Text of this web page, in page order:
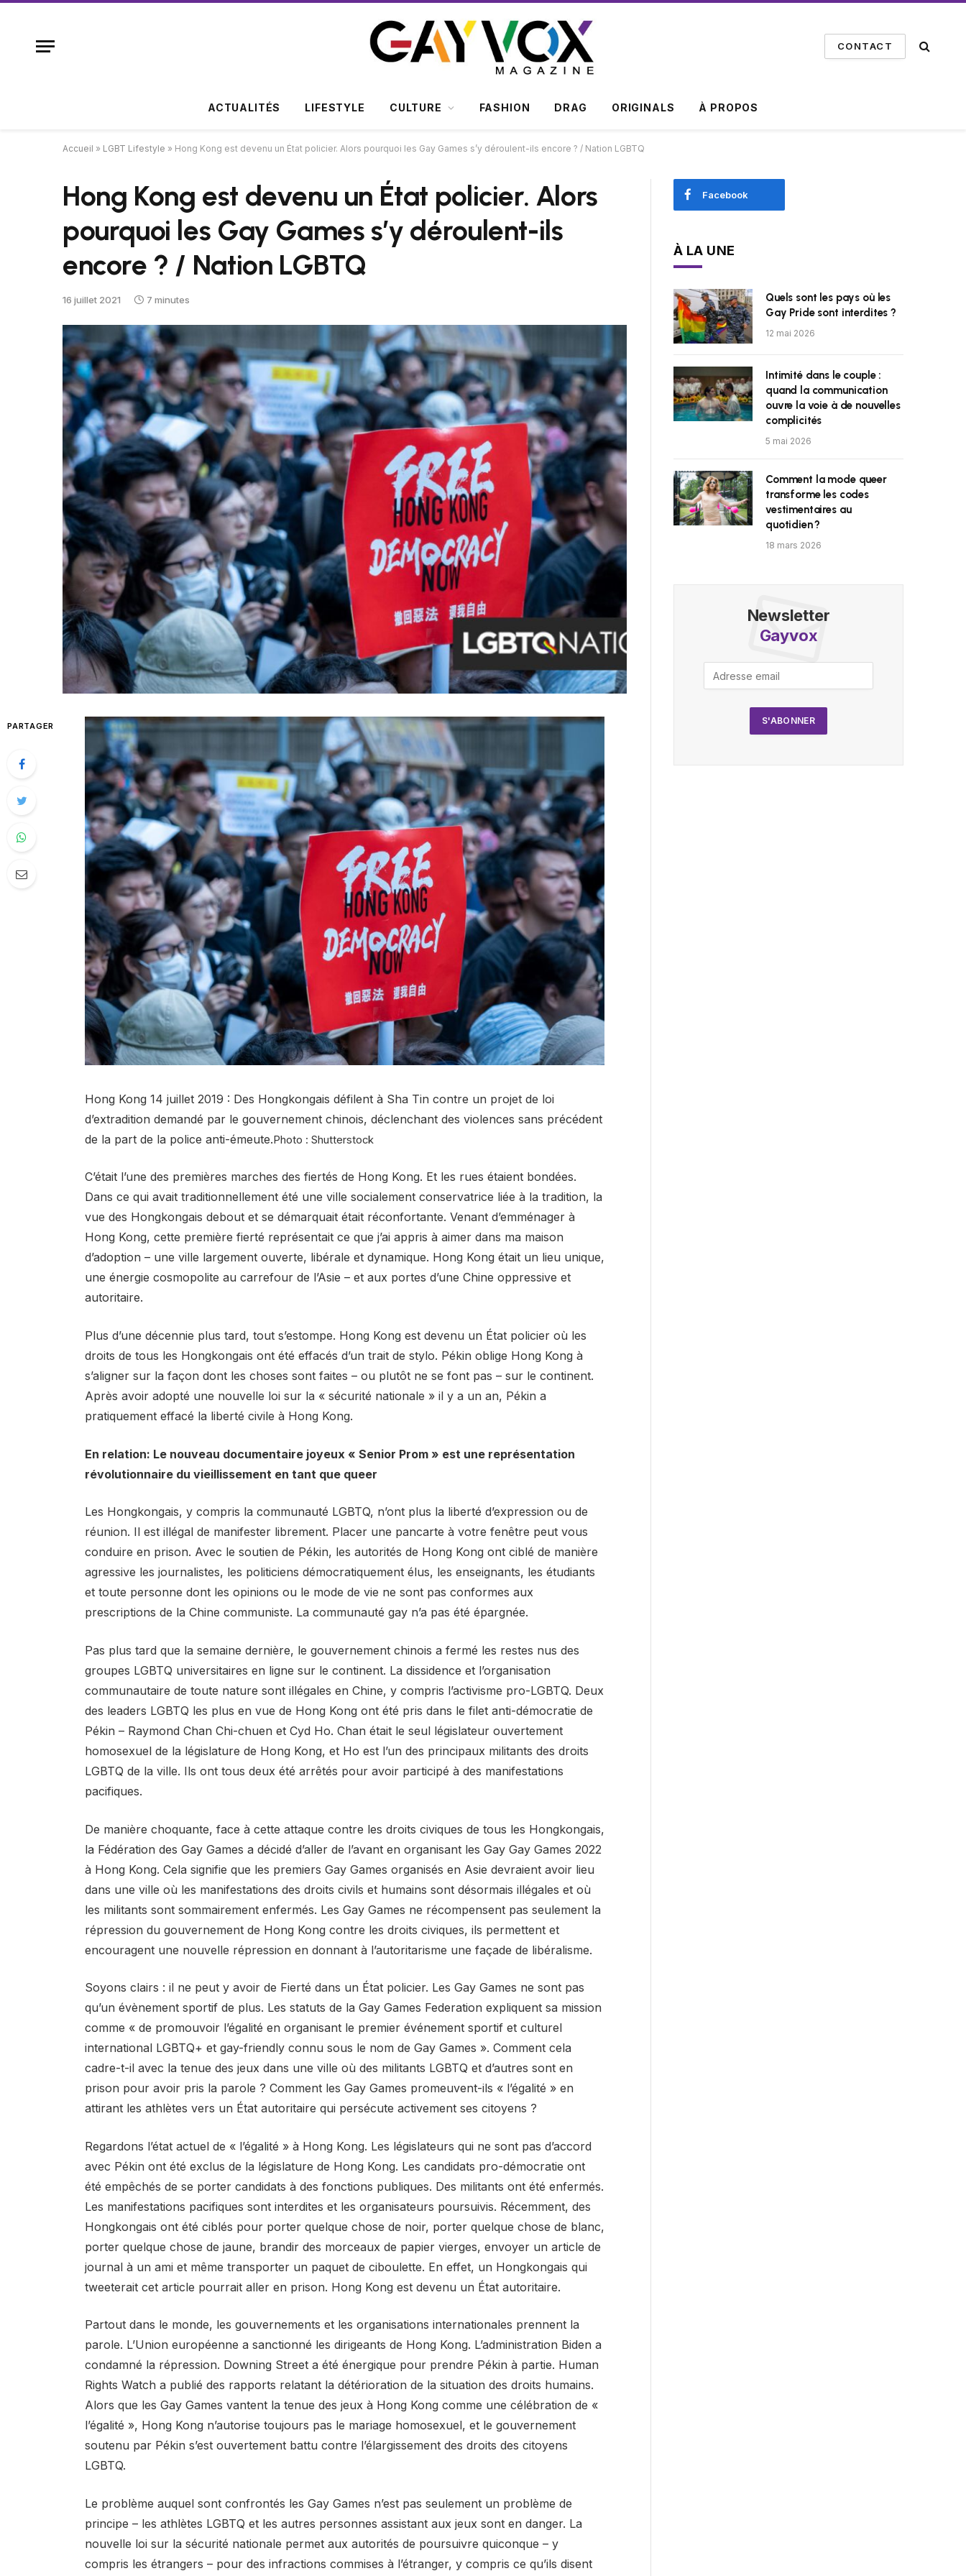
CONTACT
ACTUALITÉS LIFESTYLE CULTURE FASHION DRAG ORIGINALS À PROPOS
Accueil » LGBT Lifestyle » Hong Kong est devenu un État policier. Alors pourquoi les Gay Games s’y déroulent-ils encore ? / Nation LGBTQ
Hong Kong est devenu un État policier. Alors
pourquoi les Gay Games s’y déroulent-ils
encore ? / Nation LGBTQ
16 juillet 2021 7 minutes
PARTAGER
Hong Kong 14 juillet 2019 : Des Hongkongais défilent à Sha Tin contre un projet de loi
d’extradition demandé par le gouvernement chinois, déclenchant des violences sans précédent
de la part de la police anti-émeute.Photo : Shutterstock
C’était l’une des premières marches des fiertés de Hong Kong. Et les rues étaient bondées.
Dans ce qui avait traditionnellement été une ville socialement conservatrice liée à la tradition, la
vue des Hongkongais debout et se démarquait était réconfortante. Venant d’emménager à
Hong Kong, cette première fierté représentait ce que j’ai appris à aimer dans ma maison
d’adoption – une ville largement ouverte, libérale et dynamique. Hong Kong était un lieu unique,
une énergie cosmopolite au carrefour de l’Asie – et aux portes d’une Chine oppressive et
autoritaire.
Plus d’une décennie plus tard, tout s’estompe. Hong Kong est devenu un État policier où les
droits de tous les Hongkongais ont été effacés d’un trait de stylo. Pékin oblige Hong Kong à
s’aligner sur la façon dont les choses sont faites – ou plutôt ne se font pas – sur le continent.
Après avoir adopté une nouvelle loi sur la « sécurité nationale » il y a un an, Pékin a
pratiquement effacé la liberté civile à Hong Kong.
En relation: Le nouveau documentaire joyeux « Senior Prom » est une représentation
révolutionnaire du vieillissement en tant que queer
Les Hongkongais, y compris la communauté LGBTQ, n’ont plus la liberté d’expression ou de
réunion. Il est illégal de manifester librement. Placer une pancarte à votre fenêtre peut vous
conduire en prison. Avec le soutien de Pékin, les autorités de Hong Kong ont ciblé de manière
agressive les journalistes, les politiciens démocratiquement élus, les enseignants, les étudiants
et toute personne dont les opinions ou le mode de vie ne sont pas conformes aux
prescriptions de la Chine communiste. La communauté gay n’a pas été épargnée.
Pas plus tard que la semaine dernière, le gouvernement chinois a fermé les restes nus des
groupes LGBTQ universitaires en ligne sur le continent. La dissidence et l’organisation
communautaire de toute nature sont illégales en Chine, y compris l’activisme pro-LGBTQ. Deux
des leaders LGBTQ les plus en vue de Hong Kong ont été pris dans le filet anti-démocratie de
Pékin – Raymond Chan Chi-chuen et Cyd Ho. Chan était le seul législateur ouvertement
homosexuel de la législature de Hong Kong, et Ho est l’un des principaux militants des droits
LGBTQ de la ville. Ils ont tous deux été arrêtés pour avoir participé à des manifestations
pacifiques.
De manière choquante, face à cette attaque contre les droits civiques de tous les Hongkongais,
la Fédération des Gay Games a décidé d’aller de l’avant en organisant les Gay Gay Games 2022
à Hong Kong. Cela signifie que les premiers Gay Games organisés en Asie devraient avoir lieu
dans une ville où les manifestations des droits civils et humains sont désormais illégales et où
les militants sont sommairement enfermés. Les Gay Games ne récompensent pas seulement la
répression du gouvernement de Hong Kong contre les droits civiques, ils permettent et
encouragent une nouvelle répression en donnant à l’autoritarisme une façade de libéralisme.
Soyons clairs : il ne peut y avoir de Fierté dans un État policier. Les Gay Games ne sont pas
qu’un évènement sportif de plus. Les statuts de la Gay Games Federation expliquent sa mission
comme « de promouvoir l’égalité en organisant le premier événement sportif et culturel
international LGBTQ+ et gay-friendly connu sous le nom de Gay Games ». Comment cela
cadre-t-il avec la tenue des jeux dans une ville où des militants LGBTQ et d’autres sont en
prison pour avoir pris la parole ? Comment les Gay Games promeuvent-ils « l’égalité » en
attirant les athlètes vers un État autoritaire qui persécute activement ses citoyens ?
Regardons l’état actuel de « l’égalité » à Hong Kong. Les législateurs qui ne sont pas d’accord
avec Pékin ont été exclus de la législature de Hong Kong. Les candidats pro-démocratie ont
été empêchés de se porter candidats à des fonctions publiques. Des militants ont été enfermés.
Les manifestations pacifiques sont interdites et les organisateurs poursuivis. Récemment, des
Hongkongais ont été ciblés pour porter quelque chose de noir, porter quelque chose de blanc,
porter quelque chose de jaune, brandir des morceaux de papier vierges, envoyer un article de
journal à un ami et même transporter un paquet de ciboulette. En effet, un Hongkongais qui
tweeterait cet article pourrait aller en prison. Hong Kong est devenu un État autoritaire.
Partout dans le monde, les gouvernements et les organisations internationales prennent la
parole. L’Union européenne a sanctionné les dirigeants de Hong Kong. L’administration Biden a
condamné la répression. Downing Street a été énergique pour prendre Pékin à partie. Human
Rights Watch a publié des rapports relatant la détérioration de la situation des droits humains.
Alors que les Gay Games vantent la tenue des jeux à Hong Kong comme une célébration de «
l’égalité », Hong Kong n’autorise toujours pas le mariage homosexuel, et le gouvernement
soutenu par Pékin s’est ouvertement battu contre l’élargissement des droits des citoyens
LGBTQ.
Le problème auquel sont confrontés les Gay Games n’est pas seulement un problème de
principe – les athlètes LGBTQ et les autres personnes assistant aux jeux sont en danger. La
nouvelle loi sur la sécurité nationale permet aux autorités de poursuivre quiconque – y
compris les étrangers – pour des infractions commises à l’étranger, y compris ce qu’ils disent
Facebook
À LA UNE
Quels sont les pays où les
Gay Pride sont interdites ?
12 mai 2026
Intimité dans le couple :
quand la communication
ouvre la voie à de nouvelles
complicités
5 mai 2026
Comment la mode queer
transforme les codes
vestimentaires au
quotidien ?
18 mars 2026
Newsletter
Gayvox